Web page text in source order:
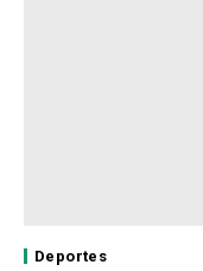
Deportes